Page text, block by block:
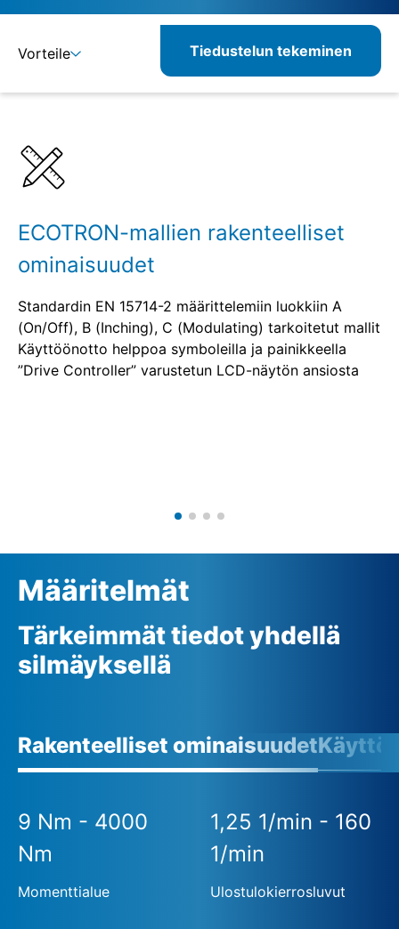
Vorteile Tiedustelun tekeminen
ECOTRON-mallien rakenteelliset
ominaisuudet
Standardin EN 15714-2 määrittelemiin luokkiin A
(On/Off), B (Inching), C (Modulating) tarkoitetut mallit
Käyttöönotto helppoa symboleilla ja painikkeella
”Drive Controller” varustetun LCD-näytön ansiosta
Määritelmät
Tärkeimmät tiedot yhdellä
silmäyksellä
Rakenteelliset ominaisuudet
9 Nm - 4000
Nm
Momenttialue
1,25 1/min - 160
1/min
Ulostulokierrosluvut